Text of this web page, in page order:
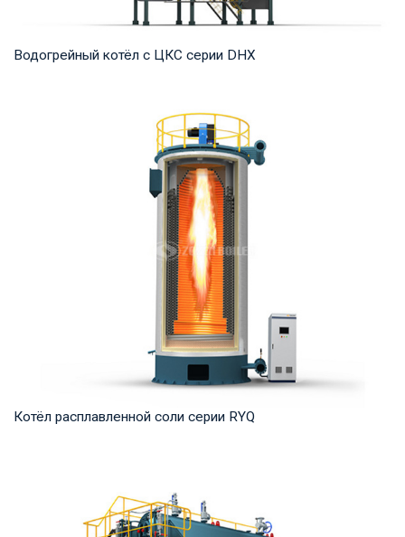
Водогрейный котёл с ЦКС серии DHX
мощность продукта: 58-116 МВт Температура...
Котёл расплавленной соли серии RYQ